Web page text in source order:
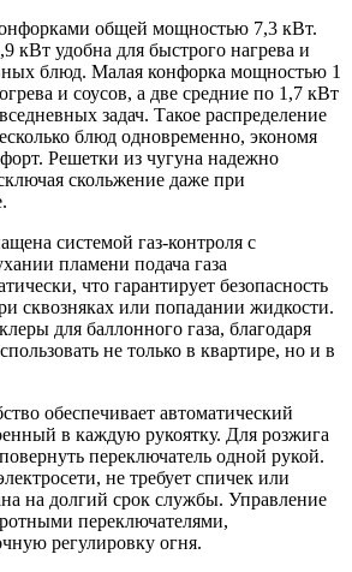
общей мощностью 7,3 кВт.
кВт удобна для быстрого нагрева и
блюд. Малая конфорка мощностью 1
и соусов, а две средние по 1,7 кВт
задач. Такое распределение
блюд одновременно, экономя
Решетки из чугуна надежно
скольжение даже при
системой газ-контроля с
пламени подача газа
что гарантирует безопасность
сквозняках или попадании жидкости.
для баллонного газа, благодаря
не только в квартире, но и в
обеспечивает автоматический
в каждую рукоятку. Для розжига
переключатель одной рукой.
не требует спичек или
на долгий срок службы. Управление
переключателями,
регулировку огня.